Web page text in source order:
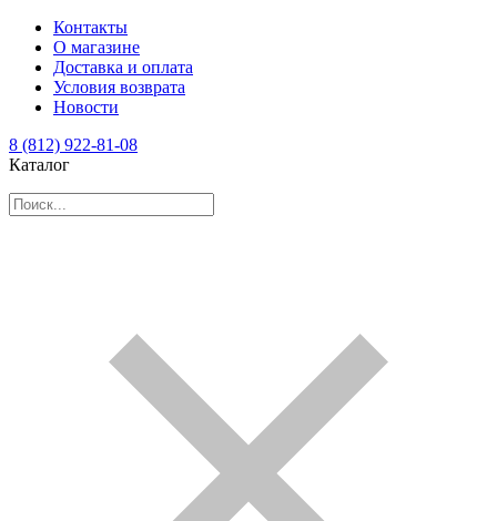
Контакты
О магазине
Доставка и оплата
Условия возврата
Новости
8 (812) 922-81-08
Каталог